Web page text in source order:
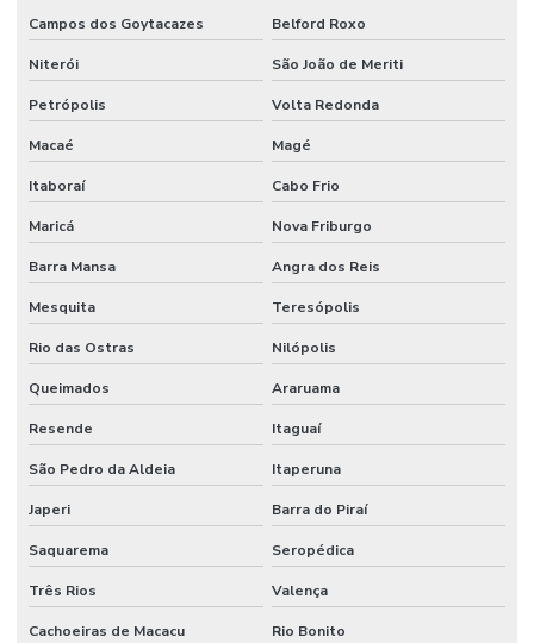
Campos dos Goytacazes Belford Roxo
Niterói São João de Meriti
Petrópolis Volta Redonda
Macaé Magé
Itaboraí Cabo Frio
Maricá Nova Friburgo
Barra Mansa Angra dos Reis
Mesquita Teresópolis
Rio das Ostras Nilópolis
Queimados Araruama
Resende Itaguaí
São Pedro da Aldeia Itaperuna
Japeri Barra do Piraí
Saquarema Seropédica
Três Rios Valença
Cachoeiras de Macacu Rio Bonito